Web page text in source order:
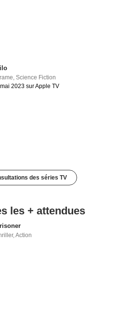
,Science Fiction
2023 sur Apple TV
des séries TV
les + attendues
,Action